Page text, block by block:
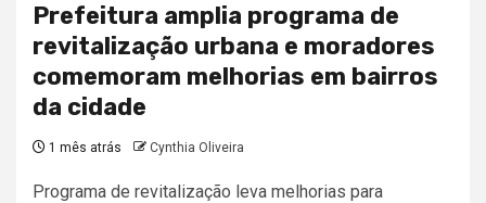
Prefeitura amplia programa de
revitalização urbana e moradores
comemoram melhorias em bairros
da cidade
1 mês atrás Cynthia Oliveira
Programa de revitalização leva melhorias para